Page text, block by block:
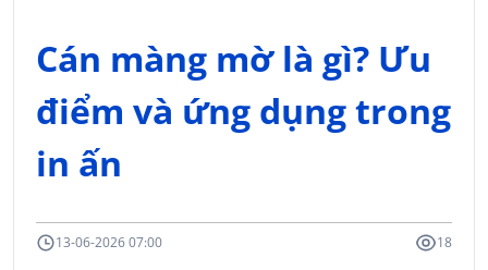
Cán màng mờ là gì? Ưu
điểm và ứng dụng trong
in ấn
13-06-2026 07:00 18